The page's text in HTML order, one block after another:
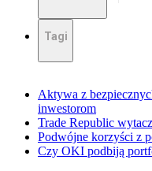
Tagi
Aktywa z
inwestorom
Trade Republic
Podwójne korzyści z
Czy OKI podbiją